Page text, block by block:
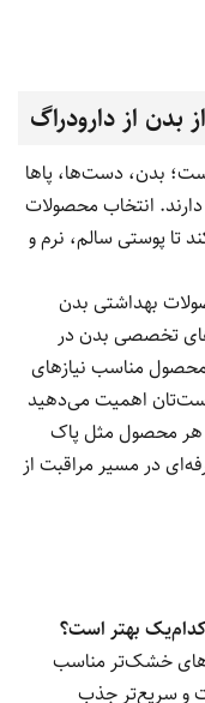
بدن از دارودراگ
بدن، دست‌ها، پاها
انتخاب محصولات
تا پوستی سالم، نرم و
بهداشتی بدن
تخصصی بدن در
مناسب نیازهای
اهمیت می‌دهید
هر محصول مثل پاک
در مسیر مراقبت از
بهتر است؟
خشک‌تر مناسب
و سریع‌تر جذب